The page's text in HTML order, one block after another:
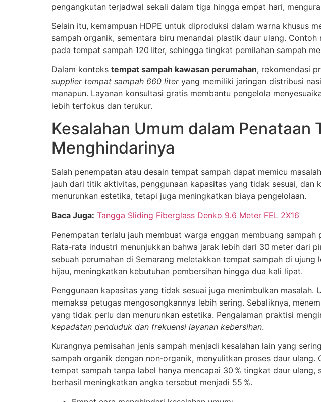
pengangkutan terjadwal sekali dalam tiga hingga empat hari,
Selain itu, kemampuan HDPE untuk diproduksi dalam warna khusus
sampah organik, sementara biru menandai plastik daur ulang.
pada tempat sampah 120 liter, sehingga tingkat pemilahan sampah
Dalam konteks tempat sampah kawasan perumahan, rekomendasi
supplier tempat sampah 660 literyang memiliki jaringan distribusi
manapun. Layanan konsultasi gratis membantu pengelola
lebih terfokus dan terukur.
Kesalahan Umum dalam Penataan
Menghindarinya
Salah penempatan atau desain tempat sampah dapat memicu
jauh dari titik aktivitas, penggunaan kapasitas yang tidak sesuai, dan
menurunkan estetika, tetapi juga meningkatkan biaya pengelolaan.
Baca Juga: Tangga Sliding Fiberglass Denko 9.6 Meter FEL 2X16
Penempatan terlalu jauh membuat warga enggan membuang
Rata‑rata industri menunjukkan bahwa jarak lebih dari 30 meter dari
sebuah perumahan di Semarang meletakkan tempat sampah di
hijau, meningkatkan kebutuhan pembersihan hingga dua kali lipat.
Penggunaan kapasitas yang tidak sesuai juga menimbulkan
memaksa petugas mengosongkannya lebih sering. Sebaliknya,
yang tidak perlu dan menurunkan estetika. Pengalaman praktisi
kepadatan penduduk dan frekuensi layanan kebersihan.
Kurangnya pemisahan jenis sampah menjadi kesalahan lain yang
sampah organik dengan non‑organik, menyulitkan proses daur
tempat sampah tanpa label hanya mencapai 30 % tingkat daur
berhasil meningkatkan angka tersebut menjadi 55 %.